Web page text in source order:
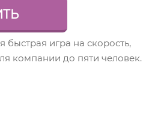
быстрая игра на скорость,
компании до пяти человек.